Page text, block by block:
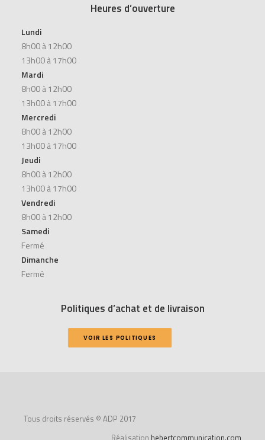
Heures d’ouverture
Lundi
8h00 à 12h00
13h00 à 17h00
Mardi
8h00 à 12h00
13h00 à 17h00
Mercredi
8h00 à 12h00
13h00 à 17h00
Jeudi
8h00 à 12h00
13h00 à 17h00
Vendredi
8h00 à 12h00
Samedi
Fermé
Dimanche
Fermé
Politiques d’achat et de livraison
VOIR LES POLITIQUES
Tous droits réservés © ADP 2017
Réalisation hebertcommunication.com